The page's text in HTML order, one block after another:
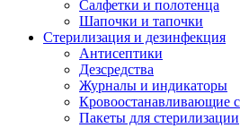
Салфетки и полотенца
Шапочки и тапочки
Стерилизация и дезинфекция
Антисептики
Дезсредства
Журналы и индикаторы
Кровоостанавливающие
Пакеты для стерилизации